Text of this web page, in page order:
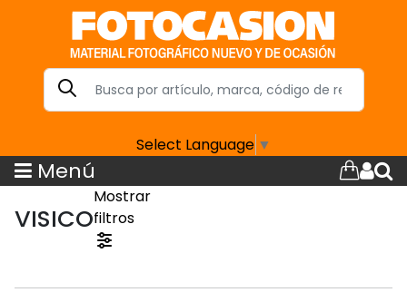
Select Language ▼
Menú
VISICO
Mostrar
filtros